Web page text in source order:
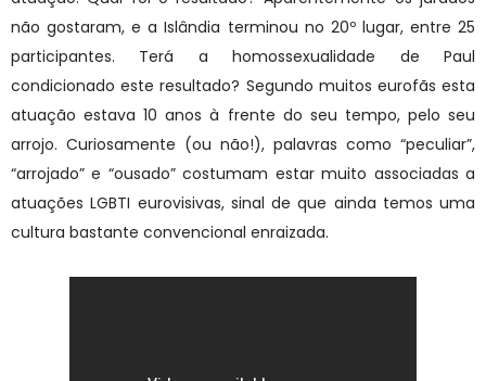
não gostaram, e a Islândia terminou no 20º lugar, entre 25
participantes. Terá a homossexualidade de Paul
condicionado este resultado? Segundo muitos eurofãs esta
atuação estava 10 anos à frente do seu tempo, pelo seu
arrojo. Curiosamente (ou não!), palavras como “peculiar”,
“arrojado” e “ousado” costumam estar muito associadas a
atuações LGBTI eurovisivas, sinal de que ainda temos uma
cultura bastante convencional enraizada.